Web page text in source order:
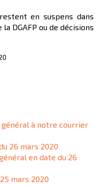
en suspens dans
DGAFP ou de décisions
à notre courrier
26 mars 2020
en date du 26
mars 2020